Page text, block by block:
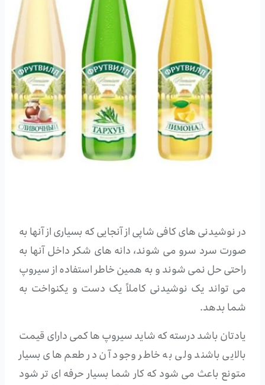
در نوشیدنی های کافی شاپی از آنجایی که بسیاری از آنها به
صورت سرد سرو می شوند، دانه های شکر داخل آنها به
راحتی حل نمی شوند و به همین خاطر استفاده از سیروپ
می تواند یک نوشیدنی کاملاً یک دست و یکنواخت به
شما بدهد.
یادتان باشد درسته که شاید سیروپ ها کمی دارای قیمت
بالایی باشند ولی به خاطر وجود آن در طعم های بسیار
متونع باعث می شود که کار شما بسیار حرفه ای تر شود